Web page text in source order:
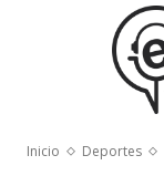
Inicio Deportes